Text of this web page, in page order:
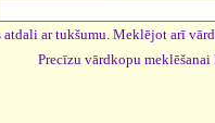
atdali ar tukšumu. Meklējot arī
Precīzu vārdkopu